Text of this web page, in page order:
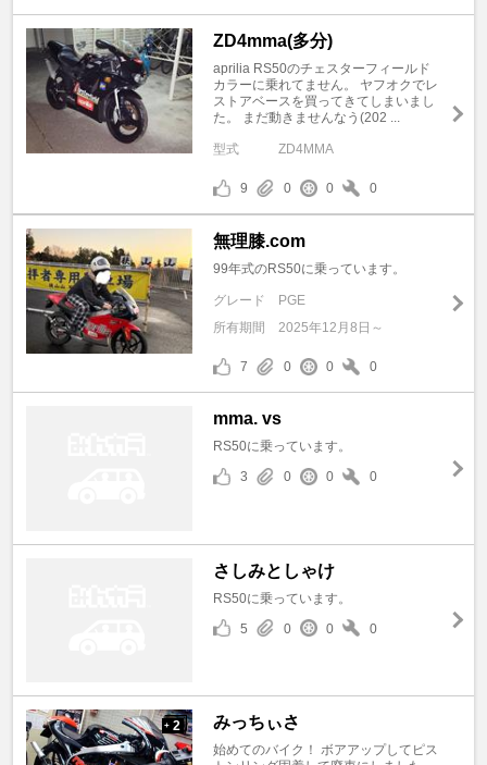
ZD4mma(多分)
aprilia RS50のチェスターフィールド
カラーに乗れてません。 ヤフオクでレ
ストアベースを買ってきてしまいまし
た。 まだ動きませんなう(202 ...
型式 ZD4MMA
9 0 0 0
無理膝.com
99年式のRS50に乗っています。
グレード
PGE
所有期間
2025年12月8日～
7 0 0 0
mma. vs
RS50に乗っています。
3
0 0 0
さしみとしゃけ
RS50に乗っています。
5
0 0 0
+ 2 みっちぃさ
始めてのバイク！ ボアアップしてピス